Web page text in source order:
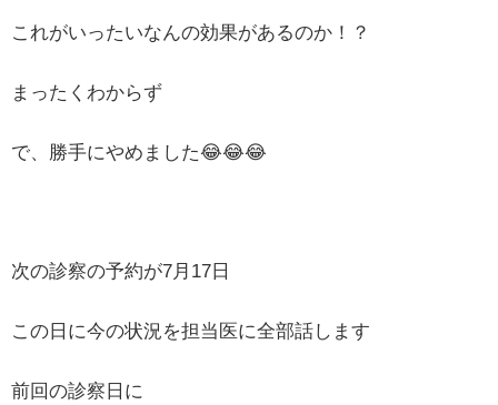
これがいったいなんの効果があるのか！？
まったくわからず
で、勝手にやめました😂😂😂
次の診察の予約が7月17日
この日に今の状況を担当医に全部話します
前回の診察日に